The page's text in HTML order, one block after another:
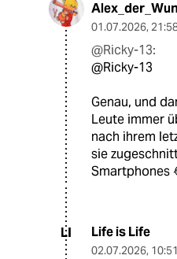
01.07.2026,
@Ricky-13:
@Ricky-13
Genau, und
Leute immer
nach ihrem
sie
Smartphones
LI Life is Life
02.07.2026,